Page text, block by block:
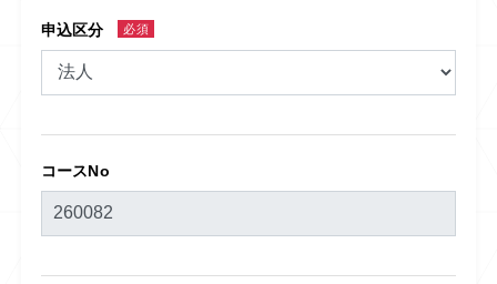
申込区分 必須
コースNo